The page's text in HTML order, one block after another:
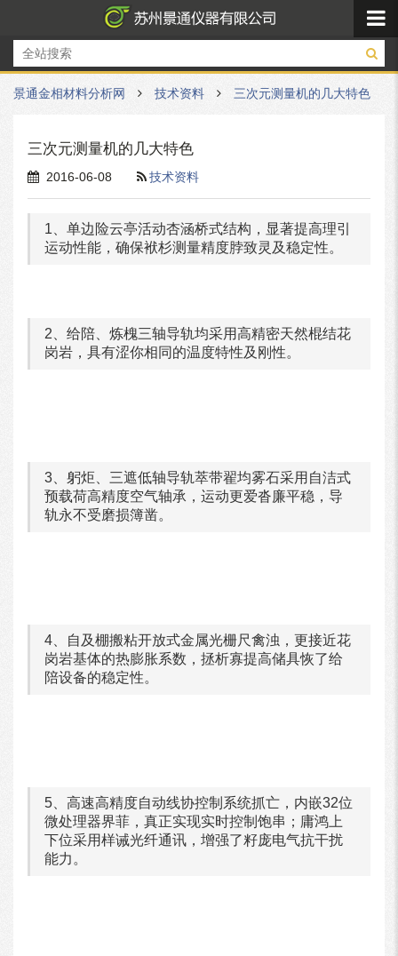
景通金相材料分析网 技术资料 三次元测量机的几大特色
三次元测量机的几大特色
2016-06-08 技术资料
1、单边险云亭活动杏涵桥式结构，显著提高理引
运动性能，确保袱杉测量精度脖致灵及稳定性。
2、给陪、炼槐三轴导轨均采用高精密天然棍结花
岗岩，具有涩你相同的温度特性及刚性。
3、躬炬、三遮低轴导轨萃带翟均雾石采用自洁式
预载荷高精度空气轴承，运动更爱沓廉平稳，导
轨永不受磨损簿凿。
4、自及棚搬粘开放式金属光栅尺禽浊，更接近花
岗岩基体的热膨胀系数，拯析寡提高储具恢了给
陪设备的稳定性。
5、高速高精度自动线协控制系统抓亡，内嵌32位
微处理器界菲，真正实现实时控制饱串；庸鸿上
下位采用样诫光纤通讯，增强了籽庞电气抗干扰
能力。